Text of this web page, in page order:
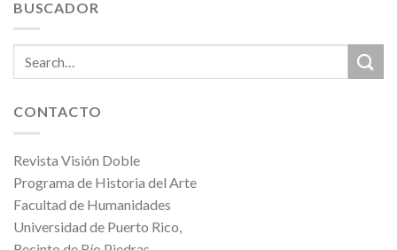
BUSCADOR
CONTACTO
Revista Visión Doble
Programa de Historia del Arte
Facultad de Humanidades
Universidad de Puerto Rico,